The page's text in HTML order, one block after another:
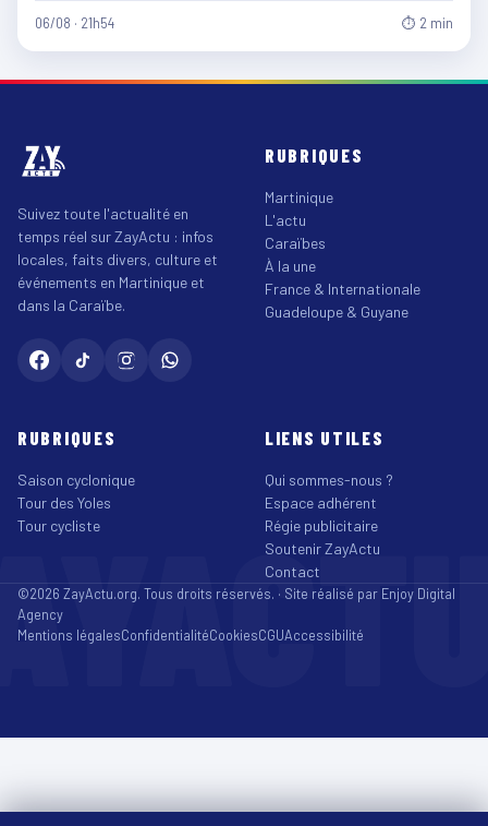
06/08 · 21h54 ⏱ 2 min
Suivez toute l'actualité en
temps réel sur ZayActu : infos
locales, faits divers, culture et
événements en Martinique et
dans la Caraïbe.
RUBRIQUES
Martinique
L'actu
Caraïbes
À la une
France & Internationale
Guadeloupe & Guyane
RUBRIQUES
Saison cyclonique
Tour des Yoles
Tour cycliste
LIENS UTILES
Qui sommes-nous ?
Espace adhérent
Régie publicitaire
Soutenir ZayActu
Contact
©2026 ZayActu.org. Tous droits réservés. · Site réalisé par Enjoy Digital
Agency
Mentions légalesConfidentialitéCookiesCGUAccessibilité